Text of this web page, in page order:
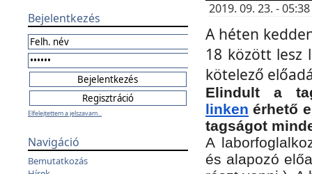
Bejelentkezés
Elfelejtettem a jelszavam...
Navigáció
Bemutatkozás
2019. 09. 23. -
A héten
18 között lesz
kötelező
Elindult a
linken érhető
tagságot
A
és alapozó